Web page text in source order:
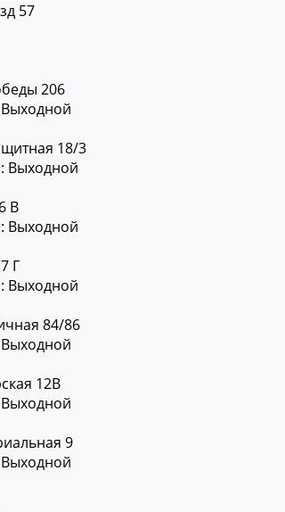
57
206
Выходной
18/3
Выходной
В
Выходной
Г
Выходной
84/86
Выходной
12В
Выходной
9
Выходной